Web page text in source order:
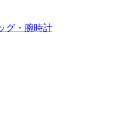
グ・腕時計